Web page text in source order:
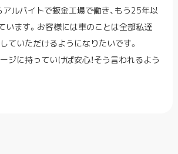
ルバイトで鈑金工場で働き、もう25年以
います。お客様には車のことは全部私達
ていただけるようになりたいです。
ジに持っていけば安心！そう言われるよう